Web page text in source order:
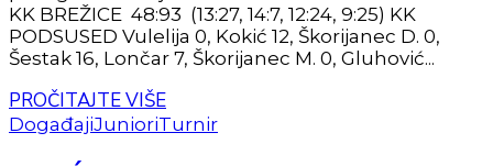
KK BREŽICE 48:93 (13:27, 14:7, 12:24, 9:25) KK
PODSUSED Vulelija 0, Kokić 12, Škorijanec D. 0,
Šestak 16, Lončar 7, Škorijanec M. 0, Gluhović...
PROČITAJTE VIŠE
DogađajiJunioriTurnir